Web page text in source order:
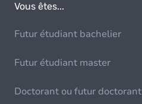
Vous êtes...
Futur étudiant bachelier
Futur étudiant master
Doctorant ou futur doctorant